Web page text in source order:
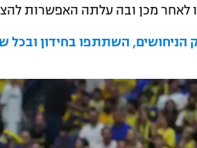
לאחר מכן ובה עלתה האפשרות
הניחושים, השתתפו בחידון ובכל